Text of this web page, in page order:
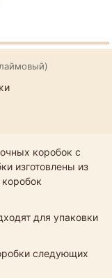
коробок с
изготовлены из
для упаковки
следующих